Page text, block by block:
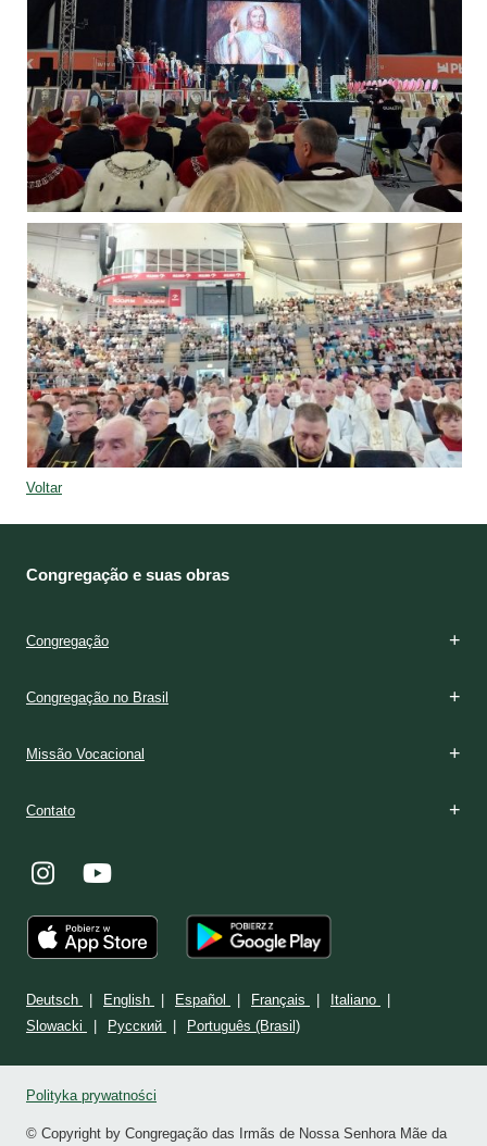
Voltar
Congregação e suas obras
Congregação
Congregação no Brasil
Missão Vocacional
Contato
Deutsch English Español Français
Italiano
Slowacki
Ρусский Português (Brasil)
Polityka prywatności
© Copyright by Congregação das Irmãs de Nossa Senhora Mãe da